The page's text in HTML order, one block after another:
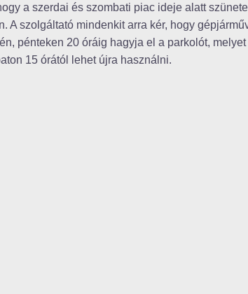
a szerdai és szombati piac ideje alatt
A szolgáltató mindenkit arra kér, hogy
pénteken 20 óráig hagyja el a parkolót,
15 órától lehet újra használni.